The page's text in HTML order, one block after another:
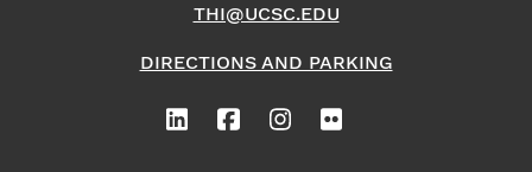
THI@UCSC.EDU
DIRECTIONS AND PARKING